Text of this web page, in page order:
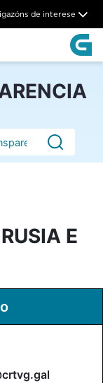
de interese
E